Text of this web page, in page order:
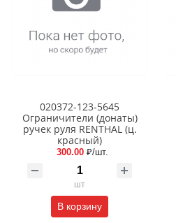
020372-123-5645
Ограничители (донаты)
ручек руля RENTHAL (ц.
красный)
300.00 ₽/шт.
шт
В корзину